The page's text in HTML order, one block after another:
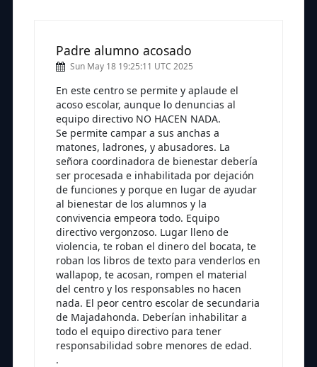
Padre alumno acosado
Sun May 18 19:25:11 UTC 2025
En este centro se permite y aplaude el
acoso escolar, aunque lo denuncias al
equipo directivo NO HACEN NADA.
Se permite campar a sus anchas a
matones, ladrones, y abusadores. La
señora coordinadora de bienestar debería
ser procesada e inhabilitada por dejación
de funciones y porque en lugar de ayudar
al bienestar de los alumnos y la
convivencia empeora todo. Equipo
directivo vergonzoso. Lugar lleno de
violencia, te roban el dinero del bocata, te
roban los libros de texto para venderlos en
wallapop, te acosan, rompen el material
del centro y los responsables no hacen
nada. El peor centro escolar de secundaria
de Majadahonda. Deberían inhabilitar a
todo el equipo directivo para tener
responsabilidad sobre menores de edad.
.